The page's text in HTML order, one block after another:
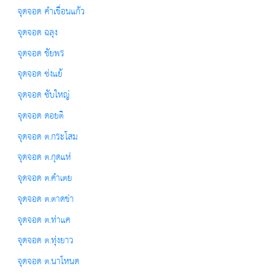
จุดจอด คำเขื่อนแก้ว
จุดจอด ฉลุง
จุดจอด ชัยพร
จุดจอด ซ่งแย้
จุดจอด ซับใหญ่
จุดจอด ดอยติ
จุดจอด ต.กระโสม
จุดจอด ต.กุดแห่
จุดจอด ต.คำเตย
จุดจอด ต.ตาดข่า
จุดจอด ต.ท่าแค
จุดจอด ต.ทุ่งยาว
จุดจอด ต.นาโหนด